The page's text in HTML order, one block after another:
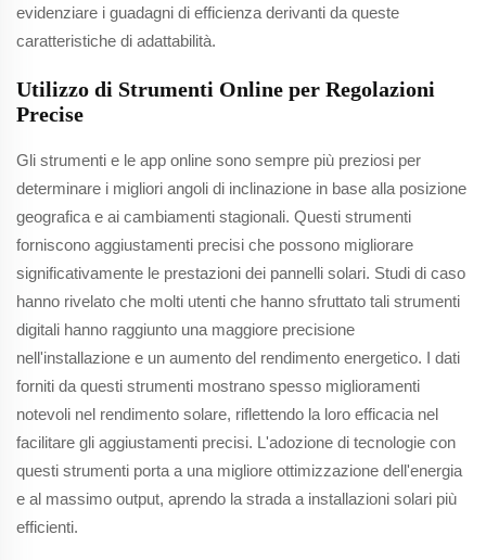
evidenziare i guadagni di efficienza derivanti da queste
caratteristiche di adattabilità.
Utilizzo di Strumenti Online per Regolazioni
Precise
Gli strumenti e le app online sono sempre più preziosi per
determinare i migliori angoli di inclinazione in base alla posizione
geografica e ai cambiamenti stagionali. Questi strumenti
forniscono aggiustamenti precisi che possono migliorare
significativamente le prestazioni dei pannelli solari. Studi di caso
hanno rivelato che molti utenti che hanno sfruttato tali strumenti
digitali hanno raggiunto una maggiore precisione
nell'installazione e un aumento del rendimento energetico. I dati
forniti da questi strumenti mostrano spesso miglioramenti
notevoli nel rendimento solare, riflettendo la loro efficacia nel
facilitare gli aggiustamenti precisi. L'adozione di tecnologie con
questi strumenti porta a una migliore ottimizzazione dell'energia
e al massimo output, aprendo la strada a installazioni solari più
efficienti.